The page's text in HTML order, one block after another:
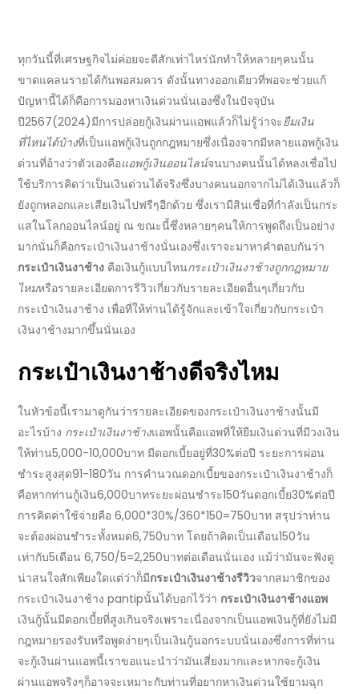
ทุกวันนี้ที่เศรษฐกิจไม่ค่อยจะดีสักเท่าไหร่นักทำให้หลายๆคนนั้น
ขาดแคลนรายได้กันพอสมควร ดังนั้นทางออกเดียวที่พอจะช่วยแก้
ปัญหานี้ได้ก็คือการมองหาเงินด่วนนั่นเองซึ่งในปัจจุบัน
ปี2567(2024)มีการปล่อยกู้เงินผ่านแอพแล้วก็ไม่รู้ว่าจะยืมเงิน
ที่ไหนได้บ้างที่เป็นแอพกู้เงินถูกกฎหมายซึ่งเนื่องจากมีหลายแอพกู้เงิน
ด่วนที่อ้างว่าตัวเองคือแอพกู้เงินออนไลน์จนบางคนนั้นได้หลงเชื่อไป
ใช้บริการคิดว่าเป็นเงินด่วนได้จริงซึ่งบางคนนอกจากไม่ได้เงินแล้วก็
ยังถูกหลอกและเสียเงินไปฟรีๆอีกด้วย ซึ่งเรามีสินเชื่อที่กำลังเป็นกระ
แสในโลกออนไลน์อยู่ ณ ขณะนี้ซึ่งหลายๆคนให้การพูดถึงเป็นอย่าง
มากนั่นก็คือกระเป๋าเงินงาช้างนั่นเองซึ่งเราจะมาหาคำตอบกันว่า
กระเป๋าเงินงาช้าง คือเงินกู้แบบไหนกระเป๋าเงินงาช้างถูกกฎหมาย
ไหมหรือรายละเอียดการรีวิวเกี่ยวกับรายละเอียดอื่นๆเกี่ยวกับ
กระเป๋าเงินงาช้าง เพื่อที่ให้ท่านได้รู้จักและเข้าใจเกี่ยวกับกระเป๋า
เงินงาช้างมากขึ้นนั่นเอง
กระเป๋าเงินงาช้างดีจริงไหม
ในหัวข้อนี้เรามาดูกันว่ารายละเอียดของกระเป๋าเงินงาช้างนั้นมี
อะไรบ้าง กระเป๋าเงินงาช้างแอพนั้นคือแอพที่ให้ยืมเงินด่วนที่มีวงเงิน
ให้ท่าน5,000-10,000บาท มีดอกเบี้ยอยู่ที่30%ต่อปี ระยะการผ่อน
ชำระสูงสุด91-180วัน การคำนวณดอกเบี้ยของกระเป๋าเงินงาช้างก็
คือหากท่านกู้เงิน6,000บาทระยะผ่อนชำระ150วันดอกเบี้ย30%ต่อปี
การคิดค่าใช้จ่ายคือ 6,000*30%/360*150=750บาท สรุปว่าท่าน
จะต้องผ่อนชำระทั้งหมด6,750บาท โดยถ้าคิดเป็นเดือน150วัน
เท่ากับ5เดือน 6,750/5=2,250บาทต่อเดือนนั่นเอง แม้ว่ามันจะฟังดู
น่าสนใจสักเพียงใดแต่ว่าก็มีกระเป๋าเงินงาช้างรีวิวจากสมาชิกของ
กระเป๋าเงินงาช้าง pantipนั้นได้บอกไว้ว่า กระเป๋าเงินงาช้างแอพ
เงินกู้นั้นมีดอกเบี้ยที่สูงเกินจริงเพราะเนื่องจากเป็นแอพเงินกู้ที่ยังไม่มี
กฎหมายรองรับหรือพูดง่ายๆเป็นเงินกู้นอกระบบนั่นเองซึ่งการที่ท่าน
จะกู้เงินผ่านแอพนี้เราขอแนะนำว่ามันเสี่ยงมากและหากจะกู้เงิน
ผ่านแอพจริงๆก็อาจจะเหมาะกับท่านที่อยากหาเงินด่วนใช้ยามฉุก